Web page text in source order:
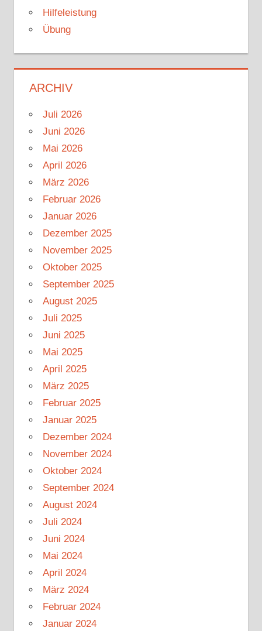
Hilfeleistung
Übung
ARCHIV
Juli 2026
Juni 2026
Mai 2026
April 2026
März 2026
Februar 2026
Januar 2026
Dezember 2025
November 2025
Oktober 2025
September 2025
August 2025
Juli 2025
Juni 2025
Mai 2025
April 2025
März 2025
Februar 2025
Januar 2025
Dezember 2024
November 2024
Oktober 2024
September 2024
August 2024
Juli 2024
Juni 2024
Mai 2024
April 2024
März 2024
Februar 2024
Januar 2024